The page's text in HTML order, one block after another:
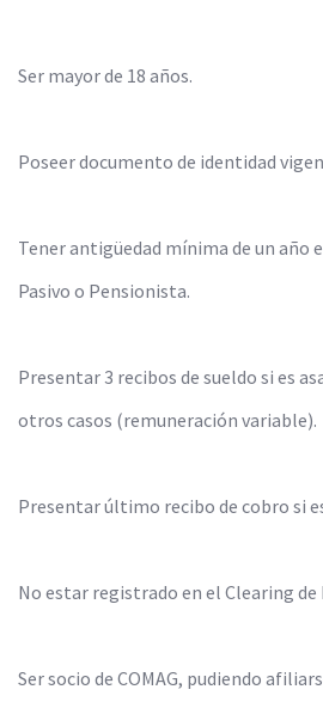
Ser mayor de 18 años.
Poseer documento de identidad
Tener antigüedad mínima de un año
Pasivo o Pensionista.
Presentar 3 recibos de sueldo si es
otros casos (remuneración variable).
Presentar último recibo de cobro si
No estar registrado en el Clearing
Ser socio de COMAG, pudiendo